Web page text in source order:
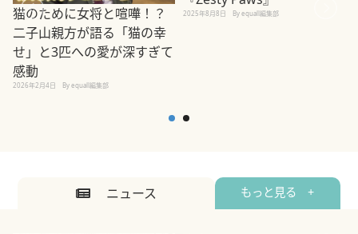
猫のために女将と喧嘩！？
二子山親方が語る「猫の幸
せ」と3匹への愛が深すぎて
感動
2026年2月4日 By equall編集部
2025年8月8日 By equall編集部
ニュース もっと見る +